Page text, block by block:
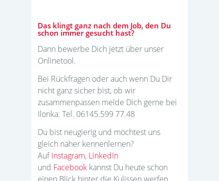
Das klingt ganz nach dem Job, den Du
schon immer gesucht hast?
Dann bewerbe Dich jetzt über unser
Onlinetool.
Bei Rückfragen oder auch wenn Du Dir
nicht ganz sicher bist, ob wir
zusammenpassen melde Dich gerne bei
Ilonka: Tel. 06145.599 77.48
Du bist neugierig und möchtest uns
gleich näher kennenlernen?
AufInstagram, LinkedIn
und Facebook kannst Du heute schon